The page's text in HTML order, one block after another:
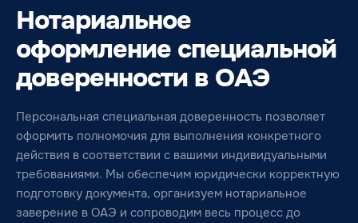
Нотариальное
оформление специальной
доверенности в ОАЭ
Персональная специальная доверенность позволяет
оформить полномочия для выполнения конкретного
действия в соответствии с вашими индивидуальными
требованиями. Мы обеспечим юридически корректную
подготовку документа, организуем нотариальное
заверение в ОАЭ и сопроводим весь процесс до